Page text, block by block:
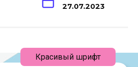
27.07.2023
Красивый шрифт